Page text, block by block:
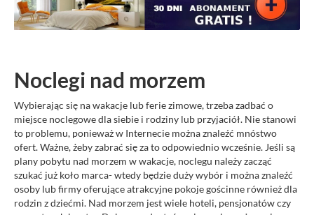
Noclegi nad morzem
Wybierając się na wakacje lub ferie zimowe, trzeba zadbać o
miejsce noclegowe dla siebie i rodziny lub przyjaciół. Nie stanowi
to problemu, ponieważ w Internecie można znaleźć mnóstwo
ofert. Ważne, żeby zabrać się za to odpowiednio wcześnie. Jeśli są
plany pobytu nad morzem w wakacje, noclegu należy zacząć
szukać już koło marca- wtedy będzie duży wybór i można znaleźć
osoby lub firmy oferujące atrakcyjne pokoje gościnne również dla
rodzin z dziećmi. Nad morzem jest wiele hoteli, pensjonatów czy